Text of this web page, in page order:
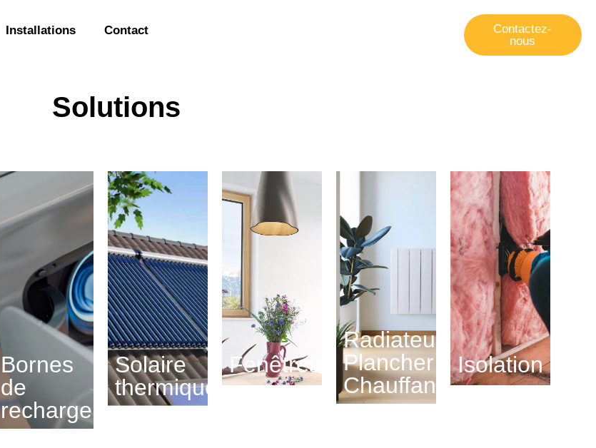
Installations Contact
Contactez-
nous
Solutions
Bornes
de
recharge
Solaire
thermique
Fenêtres
Radiateurs
Plancher
Chauffant
Isolation